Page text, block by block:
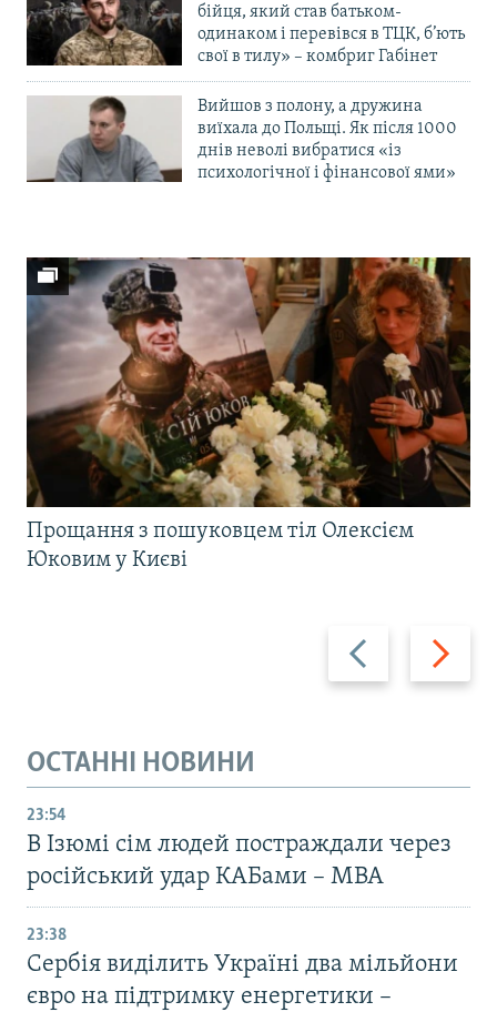
бійця, який став батьком-
одинаком і перевівся в ТЦК, б’ють
свої в тилу» – комбриг Габінет
Вийшов з полону, а дружина
виїхала до Польщі. Як після 1000
днів неволі вибратися «із
психологічної і фінансової ями»
Назад Вперед
Прощання з пошуковцем тіл Олексієм
Юковим у Києві
ОСТАННІ НОВИНИ
23:54
В Ізюмі сім людей постраждали через
російський удар КАБами – МВА
23:38
Сербія виділить Україні два мільйони
євро на підтримку енергетики –